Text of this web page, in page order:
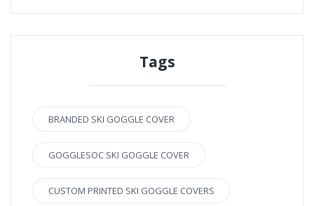
Tags
BRANDED SKI GOGGLE COVER
GOGGLESOC SKI GOGGLE COVER
CUSTOM PRINTED SKI GOGGLE COVERS